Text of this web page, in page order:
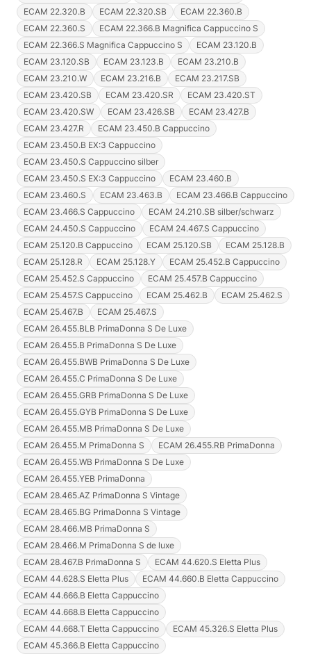
ECAM 22.320.B ECAM 22.320.SB
ECAM 22.360.B
ECAM 22.360.S
ECAM 22.366.B Magnifica Cappuccino S
ECAM 22.366.S Magnifica Cappuccino S
ECAM 23.120.B
ECAM 23.120.SB
ECAM 23.123.B
ECAM 23.210.B
ECAM 23.210.W
ECAM 23.216.B
ECAM 23.217.SB
ECAM 23.420.SB
ECAM 23.420.SR
ECAM 23.420.ST
ECAM 23.420.SW
ECAM 23.426.SB
ECAM 23.427.B
ECAM 23.427.R
ECAM 23.450.B Cappuccino
ECAM 23.450.B EX:3 Cappuccino
ECAM 23.450.S Cappuccino silber
ECAM 23.450.S EX:3 Cappuccino
ECAM 23.460.B
ECAM 23.460.S
ECAM 23.463.B
ECAM 23.466.B Cappuccino
ECAM 23.466.S Cappuccino
ECAM 24.210.SB silber/schwarz
ECAM 24.450.S Cappuccino
ECAM 24.467.S Cappuccino
ECAM 25.120.B Cappuccino
ECAM 25.120.SB
ECAM 25.128.B
ECAM 25.128.R
ECAM 25.128.Y
ECAM 25.452.B Cappuccino
ECAM 25.452.S Cappuccino
ECAM 25.457.B Cappuccino
ECAM 25.457.S Cappuccino
ECAM 25.462.B
ECAM 25.462.S
ECAM 25.467.B
ECAM 25.467.S
ECAM 26.455.BLB PrimaDonna S De Luxe
ECAM 26.455.B PrimaDonna S De Luxe
ECAM 26.455.BWB PrimaDonna S De Luxe
ECAM 26.455.C PrimaDonna S De Luxe
ECAM 26.455.GRB PrimaDonna S De Luxe
ECAM 26.455.GYB PrimaDonna S De Luxe
ECAM 26.455.MB PrimaDonna S De Luxe
ECAM 26.455.M PrimaDonna S
ECAM 26.455.RB PrimaDonna
ECAM 26.455.WB PrimaDonna S De Luxe
ECAM 26.455.YEB PrimaDonna
ECAM 28.465.AZ PrimaDonna S Vintage
ECAM 28.465.BG PrimaDonna S Vintage
ECAM 28.466.MB PrimaDonna S
ECAM 28.466.M PrimaDonna S de luxe
ECAM 28.467.B PrimaDonna S
ECAM 44.620.S Eletta Plus
ECAM 44.628.S Eletta Plus
ECAM 44.660.B Eletta Cappuccino
ECAM 44.666.B Eletta Cappuccino
ECAM 44.668.B Eletta Cappuccino
ECAM 44.668.T Eletta Cappuccino
ECAM 45.326.S Eletta Plus
ECAM 45.366.B Eletta Cappuccino